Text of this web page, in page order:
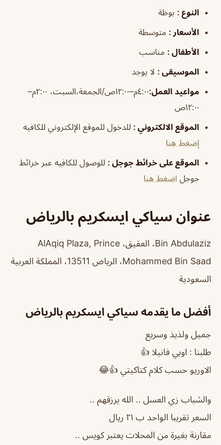
النوع : بوظة
الأسعار : متوسطة
الأطفال : مناسب
الموسيقى : لا يوجد
مواعيد العمل:
٤:٠٠م–١٢:٠٠ص/الجمعة،السبت، ٢:٠٠م–
١٢:٠٠ص
الموقع الالكتروني : للدخول للموقع الإلكتروني للكافيه
إضغط هنا
الموقع على خرائط جوجل : للوصول للكافيه عبر خرائط
جوجل اضغط هنا
عنوان سياكي ايسكريم بالرياض
Bin Abdulaziz، العقيق، AlAqiq Plaza, Prince
Mohammed Bin Saad، الرياض 13511، المملكة العربية
السعودية
أفضل ما يقدمه سياكي ايسكريم بالرياض
جميل ولذيذ وسريع
طلبنا : اوبي فانيلا 👍
الاوريو حسب كلام كتاكيتي 👍😂
والشباب زي العسل .. الله يرزقهم ..
السعر تقريبا الواحد ب ٢١ ريال
مقارنة بغيرة من المحلات يعتبر كويس ..